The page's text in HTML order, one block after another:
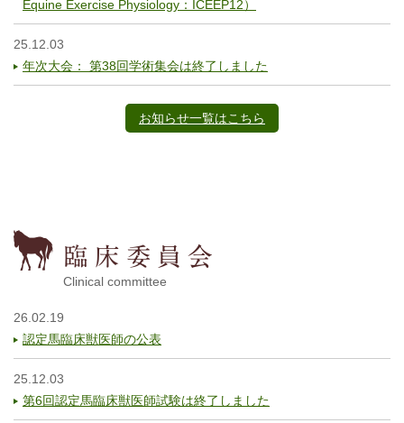
Equine Exercise Physiology：ICEEP12）
25.12.03
年次大会： 第38回学術集会は終了しました
お知らせ一覧はこちら
Clinical committee
26.02.19
認定馬臨床獣医師の公表
25.12.03
第6回認定馬臨床獣医師試験は終了しました